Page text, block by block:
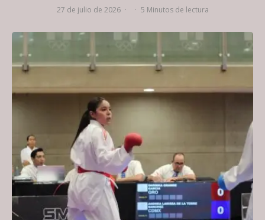
27 de julio de 2026 · · 5 Minutos de lectura